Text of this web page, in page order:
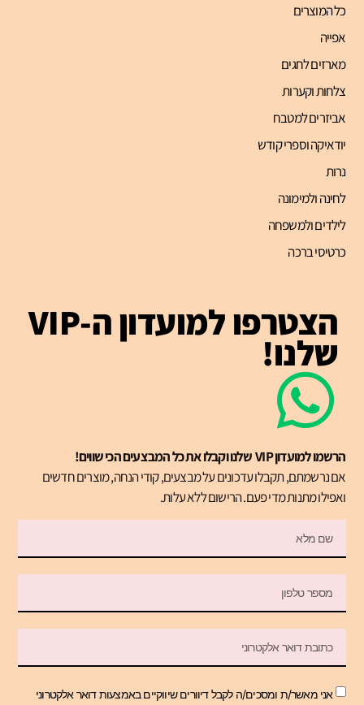
כל המוצרים
אפייה
מארזים לחגים
צלחות וקערות
אביזרים למטבח
יודאיקה וספרי קודש
נרות
לחינה ולמימונה
לילדים ולמשפחה
כרטיסי ברכה
הצטרפו למועדון ה-VIP
שלנו!
הרשמו למועדון VIP שלנו וקבלו את כל המבצעים הכי שווים!
אם נרשמתם, תקבלו עדכונים על מבצעים, קודי הנחה, מוצרים חדשים
ואפילו מתנות מדי פעם. הרישום ללא עלות.
אני מאשר/ת ומסכים/ה לקבל דיוורים שיווקיים באמצעות דואר אלקטרוני